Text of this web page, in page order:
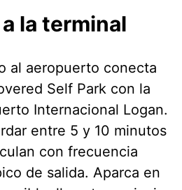
la terminal
al aeropuerto conecta
Self Park con la
Internacional Logan.
entre 5 y 10 minutos
con frecuencia
de salida. Aparca en